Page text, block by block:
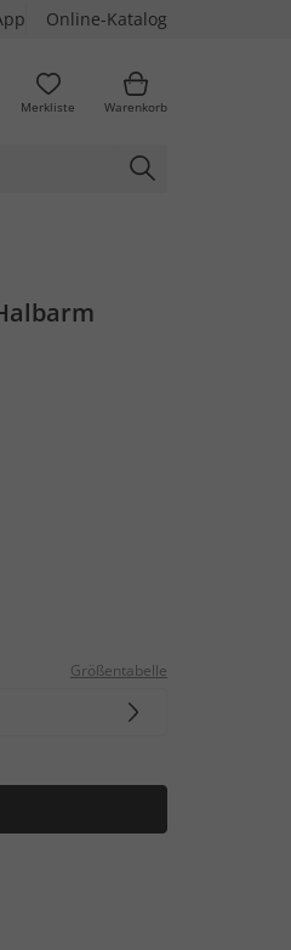
Online-Katalog
Merkliste Warenkorb
Größentabelle